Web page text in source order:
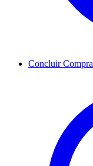
Concluir Compra